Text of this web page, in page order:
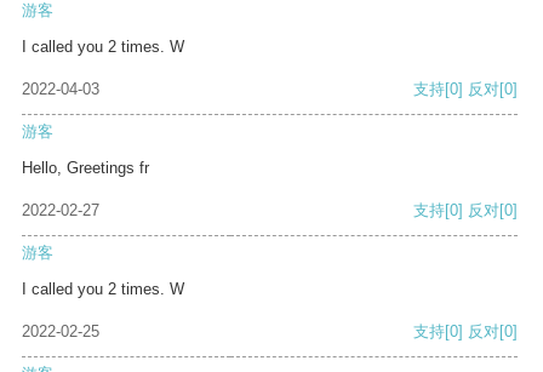
游客
I called you 2 times. W
2022-04-03 支持[0] 反对[0]
游客
Hello, Greetings fr
2022-02-27 支持[0] 反对[0]
游客
I called you 2 times. W
2022-02-25 支持[0] 反对[0]